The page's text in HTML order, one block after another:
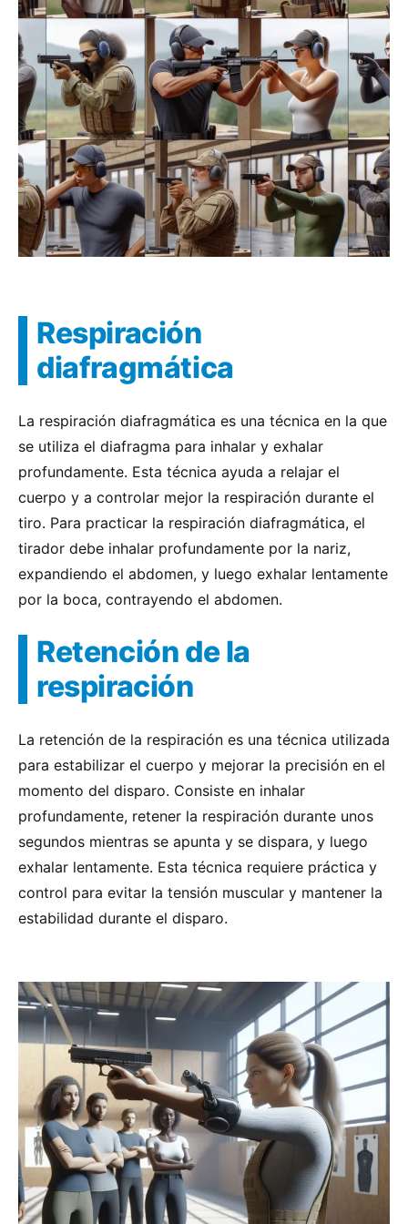
Respiración
diafragmática
La respiración diafragmática es una técnica en la que
se utiliza el diafragma para inhalar y exhalar
profundamente. Esta técnica ayuda a relajar el
cuerpo y a controlar mejor la respiración durante el
tiro. Para practicar la respiración diafragmática, el
tirador debe inhalar profundamente por la nariz,
expandiendo el abdomen, y luego exhalar lentamente
por la boca, contrayendo el abdomen.
Retención de la
respiración
La retención de la respiración es una técnica utilizada
para estabilizar el cuerpo y mejorar la precisión en el
momento del disparo. Consiste en inhalar
profundamente, retener la respiración durante unos
segundos mientras se apunta y se dispara, y luego
exhalar lentamente. Esta técnica requiere práctica y
control para evitar la tensión muscular y mantener la
estabilidad durante el disparo.